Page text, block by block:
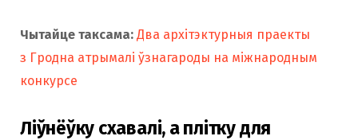
Чытайце таксама: Два архітэктурныя праекты
з Гродна атрымалі ўзнагароды на міжнародным
конкурсе
Ліўнёўку схавалі, а плітку для